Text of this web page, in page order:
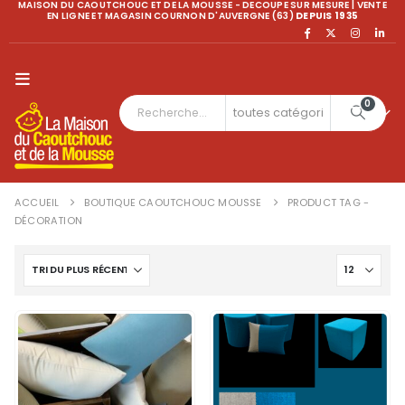
MAISON DU CAOUTCHOUC ET DE LA MOUSSE - DECOUPE SUR MESURE | VENTE
EN LIGNE ET MAGASIN COURNON D'AUVERGNE (63) DEPUIS 1935
0
ACCUEIL BOUTIQUE CAOUTCHOUC MOUSSE
PRODUCT TAG -
DÉCORATION